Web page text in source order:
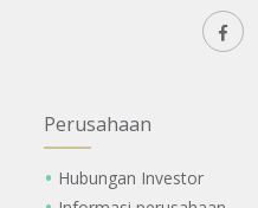
Perusahaan
Hubungan Investor